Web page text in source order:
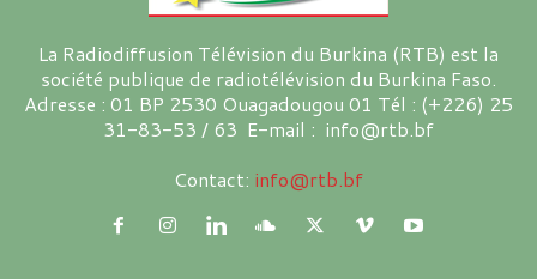
La Radiodiffusion Télévision du Burkina (RTB) est la
société publique de radiotélévision du Burkina Faso.
Adresse : 01 BP 2530 Ouagadougou 01 Tél : (+226) 25
31-83-53 / 63 E-mail : info@rtb.bf
Contact: info@rtb.bf